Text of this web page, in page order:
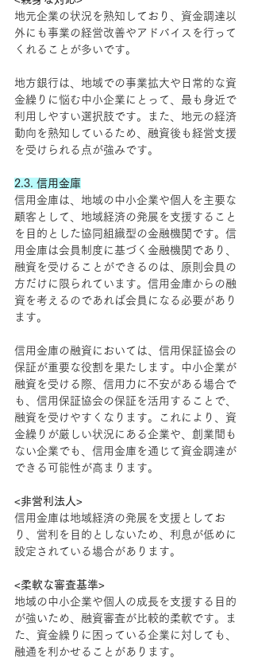
地元企業の状況を熟知しており、資金調達以
外にも事業の経営改善やアドバイスを行って
くれることが多いです。
地方銀行は、地域での事業拡大や日常的な資
金繰りに悩む中小企業にとって、最も身近で
利用しやすい選択肢です。また、地元の経済
動向を熟知しているため、融資後も経営支援
を受けられる点が強みです。
2.3. 信用金庫
信用金庫は、地域の中小企業や個人を主要な
顧客として、地域経済の発展を支援すること
を目的とした協同組織型の金融機関です。信
用金庫は会員制度に基づく金融機関であり、
融資を受けることができるのは、原則会員の
方だけに限られています。信用金庫からの融
資を考えるのであれば会員になる必要があり
ます。
信用金庫の融資においては、信用保証協会の
保証が重要な役割を果たします。中小企業が
融資を受ける際、信用力に不安がある場合で
も、信用保証協会の保証を活用することで、
融資を受けやすくなります。これにより、資
金繰りが厳しい状況にある企業や、創業間も
ない企業でも、信用金庫を通じて資金調達が
できる可能性が高まります。
<非営利法人>
信用金庫は地域経済の発展を支援としてお
り、営利を目的としないため、利息が低めに
設定されている場合があります。
<柔軟な審査基準>
地域の中小企業や個人の成長を支援する目的
が強いため、融資審査が比較的柔軟です。ま
た、資金繰りに困っている企業に対しても、
融通を利かせることがあります。